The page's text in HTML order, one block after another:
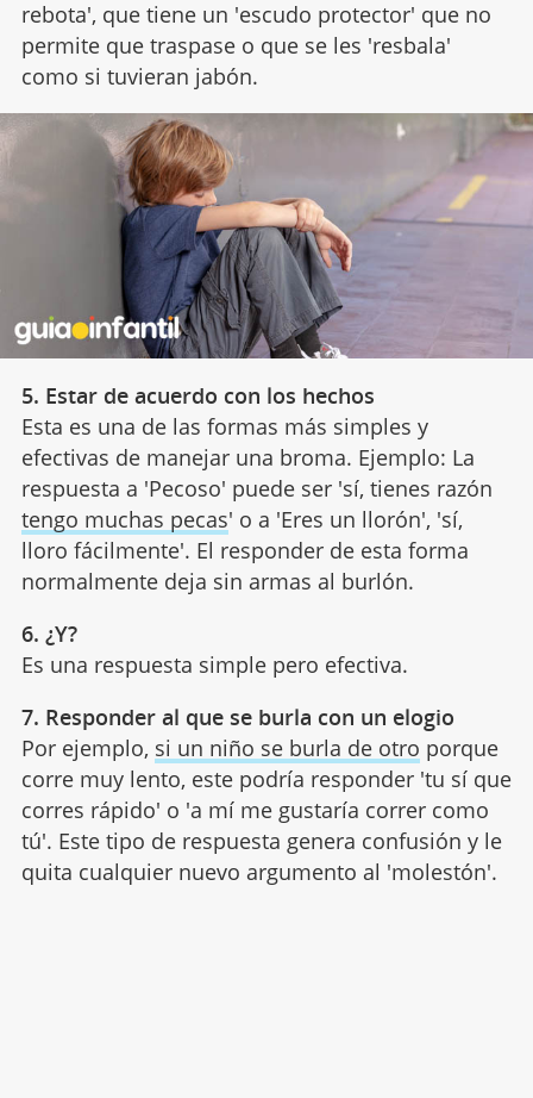
rebota', que tiene un 'escudo protector' que no
permite que traspase o que se les 'resbala'
como si tuvieran jabón.
5. Estar de acuerdo con los hechos
Esta es una de las formas más simples y
efectivas de manejar una broma. Ejemplo: La
respuesta a 'Pecoso' puede ser 'sí, tienes razón
tengo muchas pecas' o a 'Eres un llorón', 'sí,
lloro fácilmente'. El responder de esta forma
normalmente deja sin armas al burlón.
6. ¿Y?
Es una respuesta simple pero efectiva.
7. Responder al que se burla con un elogio
Por ejemplo, si un niño se burla de otro porque
corre muy lento, este podría responder 'tu sí que
corres rápido' o 'a mí me gustaría correr como
tú'. Este tipo de respuesta genera confusión y le
quita cualquier nuevo argumento al 'molestón'.